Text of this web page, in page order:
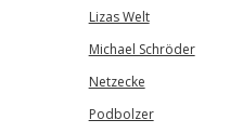
Lizas Welt
Michael Schröder
Netzecke
Podbolzer